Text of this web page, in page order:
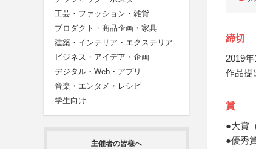
工芸・ファッション・雑貨
プロダクト・商品企画・家具
建築・インテリア・エクステリア
ビジネス・アイデア・企画
デジタル・Web・アプリ
音楽・エンタメ・レシピ
学生向け
主催者の皆様へ
締切
2019
作品提
賞
●大賞
●優秀